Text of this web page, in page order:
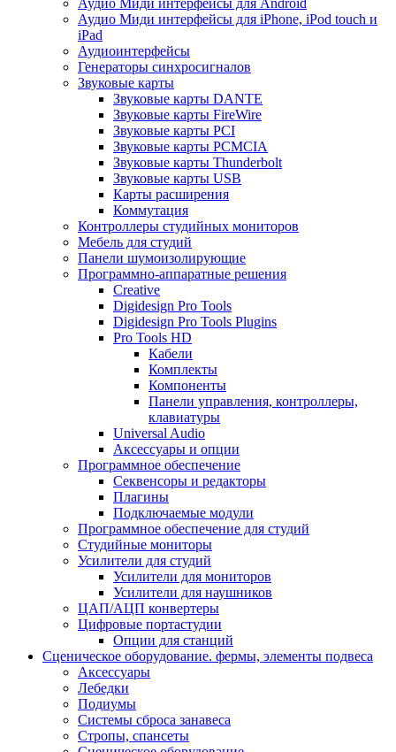
Аудио Миди интерфейсы для Android
Аудио Миди интерфейсы для iPhone, iPod touch и
iPad
Аудиоинтерфейсы
Генераторы синхросигналов
Звуковые карты
Звуковые карты DANTE
Звуковые карты FireWire
Звуковые карты PCI
Звуковые карты PCMCIA
Звуковые карты Thunderbolt
Звуковые карты USB
Карты расширения
Коммутация
Контроллеры студийных мониторов
Мебель для студий
Панели шумоизолирующие
Программно-аппаратные решения
Creative
Digidesign Pro Tools
Digidesign Pro Tools Plugins
Pro Tools HD
Кабели
Комплекты
Компоненты
Панели управления, контроллеры,
клавиатуры
Universal Audio
Аксессуары и опции
Программное обеспечение
Cеквенсоры и редакторы
Плагины
Подключаемые модули
Программное обеспечение для студий
Студийные мониторы
Усилители для студий
Усилители для мониторов
Усилители для наушников
ЦАП/АЦП конвертеры
Цифровые портастудии
Опции для станций
Сценическое оборудование. фермы, элементы подвеса
Аксессуары
Лебедки
Подиумы
Системы сброса занавеса
Стропы, спансеты